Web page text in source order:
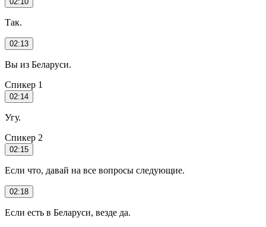
Так.
02:13
Вы из Беларуси.
Спикер 1
02:14
Угу.
Спикер 2
02:15
Если что, давай на все вопросы следующие.
02:18
Если есть в Беларуси, везде да.